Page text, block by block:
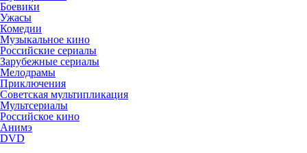
Боевики
Ужасы
Комедии
Музыкальное кино
Российские сериалы
Зарубежные сериалы
Мелодрамы
Приключения
Советская мультипликация
Мультсериалы
Российское кино
Анимэ
DVD